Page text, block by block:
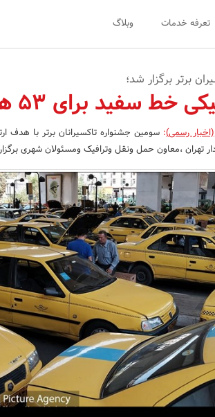
تعرفه خدمات وبلاگ
برتر برگزار شد؛
برای 53 هزار تاکسیران
(اخبار رسمی): سومین جشنواره تاکسیرانان برتر با هدف
تهران ،معاون حمل ونقل وترافیک ومسئولان شهری